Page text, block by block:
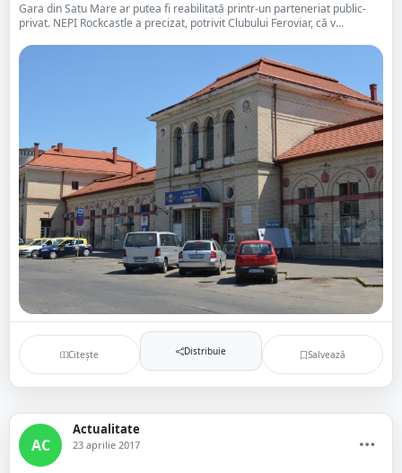
Gara din Satu Mare ar putea fi reabilitată printr-un parteneriat public-
privat. NEPI Rockcastle a precizat, potrivit Clubului Feroviar, că v...
Citește Distribuie Salvează
AC
Actualitate
23 aprilie 2017